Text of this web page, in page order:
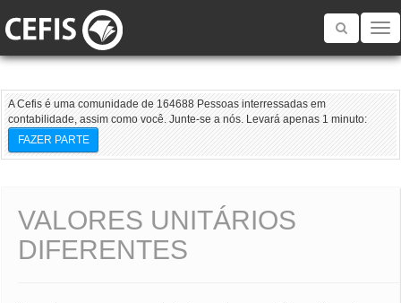
Toggle
A Cefis é uma comunidade de 164688 Pessoas interressadas em
contabilidade, assim como você. Junte-se a nós. Levará apenas 1 minuto:
FAZER PARTE
VALORES UNITÁRIOS
DIFERENTES